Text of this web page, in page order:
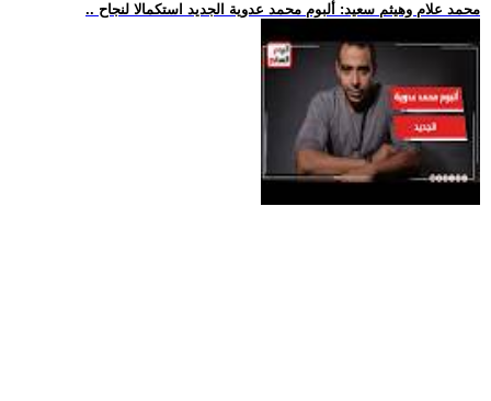
.. محمد علام وهيثم سعيد: ألبوم محمد عدوية الجديد استكمالا لنجاح